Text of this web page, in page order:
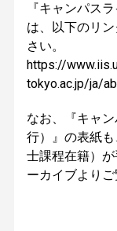
『キャンパス
は、以下のリ
さい。
https://
tokyo.ac.jp/ja/
なお、『キャ
行）』の表紙
士課程在籍）
ーカイブよりご